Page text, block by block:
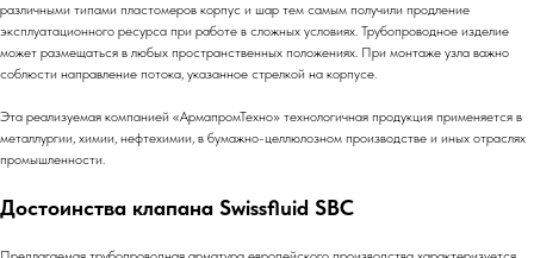
различными типами пластомеров корпус и шар тем самым получили продление
эксплуатационного ресурса при работе в сложных условиях. Трубопроводное изделие
может размещаться в любых пространственных положениях. При монтаже узла важно
соблюсти направление потока, указанное стрелкой на корпусе.
Эта реализуемая компанией «АрмапромТехно» технологичная продукция применяется в
металлургии, химии, нефтехимии, в бумажно-целлюлозном производстве и иных отраслях
промышленности.
Достоинства клапана Swissfluid SBC